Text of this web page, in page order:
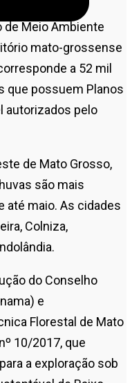
de Meio Ambiente
mato-grossense
a 52 mil
que possuem Planos
autorizados pelo
de Mato Grosso,
são mais
até maio. As cidades
Colniza,
do Conselho
e
Florestal de Mato
10/2017, que
a exploração sob